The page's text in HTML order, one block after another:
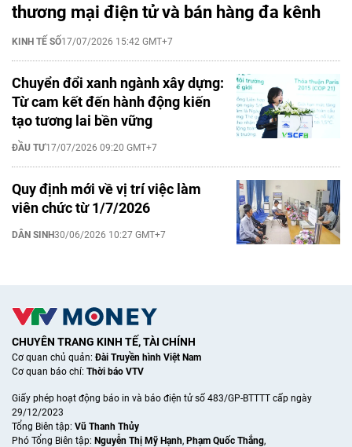
thương mại điện tử và bán hàng đa kênh
KINH TẾ SỐ17/07/2026 15:42 GMT+7
Chuyển đổi xanh ngành xây dựng:
Từ cam kết đến hành động kiến
tạo tương lai bền vững
ĐẦU TƯ17/07/2026 09:20 GMT+7
Quy định mới về vị trí việc làm
viên chức từ 1/7/2026
DÂN SINH30/06/2026 10:27 GMT+7
CHUYÊN TRANG KINH TẾ, TÀI CHÍNH
Cơ quan chủ quản:Đài Truyền hình Việt Nam
Cơ quan báo chí: Thời báo VTV
Giấy phép hoạt động báo in và báo điện tử số 483/GP-BTTTT cấp ngày
29/12/2023
Tổng Biên tập: Vũ Thanh Thủy
Phó Tổng Biên tập: Nguyễn Thị Mỹ Hạnh, Phạm Quốc Thắng,